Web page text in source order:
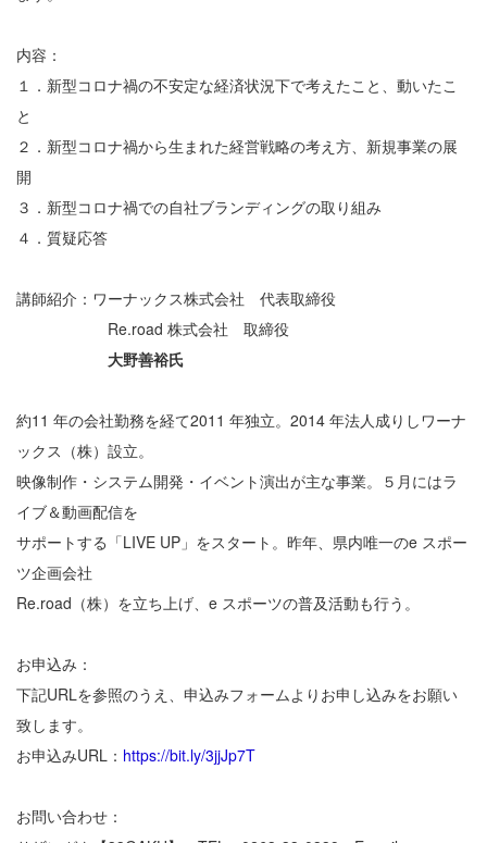
内容：
１．新型コロナ禍の不安定な経済状況下で考えたこと、動いたこ
と
２．新型コロナ禍から生まれた経営戦略の考え方、新規事業の展
開
３．新型コロナ禍での自社ブランディングの取り組み
４．質疑応答
講師紹介：ワーナックス株式会社 代表取締役
Re.road 株式会社 取締役
大野善裕氏
約11 年の会社勤務を経て2011 年独立。2014 年法人成りしワーナ
ックス（株）設立。
映像制作・システム開発・イベント演出が主な事業。５月にはラ
イブ＆動画配信を
サポートする「LIVE UP」をスタート。昨年、県内唯一のe スポー
ツ企画会社
Re.road（株）を立ち上げ、e スポーツの普及活動も行う。
お申込み：
下記URLを参照のうえ、申込みフォームよりお申し込みをお願い
致します。
お申込みURL： https://bit.ly/3jjJp7T
お問い合わせ：